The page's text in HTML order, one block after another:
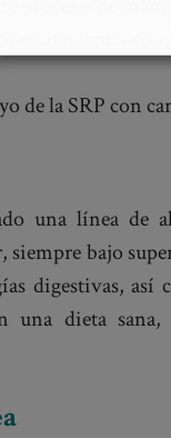
procesar de
e interactuar
de la SRP con
una línea de
siempre bajo
digestivas,
una dieta